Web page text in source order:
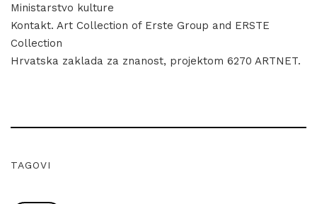
Ministarstvo kulture
Kontakt. Art Collection of Erste Group and ERSTE
Collection
Hrvatska zaklada za znanost, projektom 6270 ARTNET.
TAGOVI